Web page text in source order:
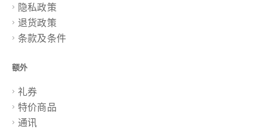
隐私政策
退货政策
条款及条件
额外
礼券
特价商品
通讯